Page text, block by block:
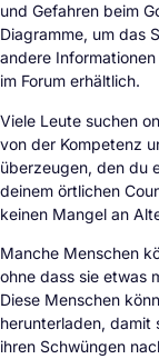
und Gefahren beim
Diagramme, um das
andere
im Forum erhältlich.
Viele Leute suchen
von der Kompetenz
überzeugen, den du
deinem örtlichen
keinen Mangel an
Manche Menschen
ohne dass sie etwas
Diese Menschen
herunterladen, damit
ihren Schwüngen